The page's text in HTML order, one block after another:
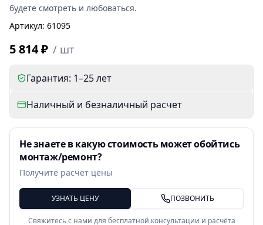
будете смотреть и любоваться.
Артикул: 61095
5 814 ₽ / шт
Гарантия: 1–25 лет
Наличный и безналичный расчет
Не знаете в какую стоимость может обойтись
монтаж/ремонт?
Получите расчет цены
УЗНАТЬ ЦЕНУ ПОЗВОНИТЬ
Свяжитесь с нами для бесплатной консультации и расчёта